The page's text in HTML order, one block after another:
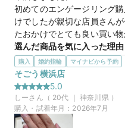
てくれて、製作期間の約1ヶ
商品名 ナ
価格帯 30万円
初めてのエンゲージリング
けでしたが親切な店員さん
たおかけでとても良い買い物
選んだ商品を気に入った理由
デザインの可愛さ、ダイヤ
た。
また、ダイヤモンドの色の
応してくださるとの事でし
実際にたくさんの商品を拝
分の中でこの商品がしっく
購入 婚約指輪 マイナビから予約
そごう横浜店
5.0
しーさん（ 20代 ｜神奈川県）
購入・試着年月： 2026年7月